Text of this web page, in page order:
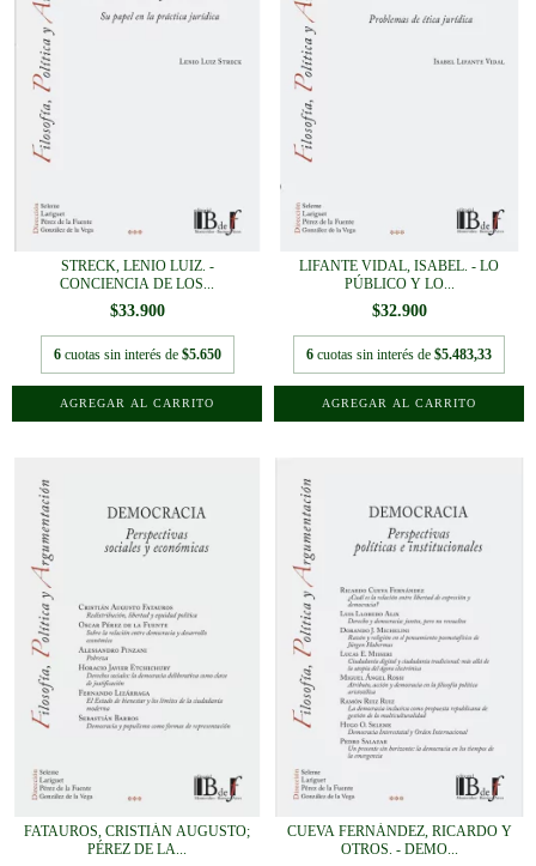
STRECK, LENIO LUIZ. -
CONCIENCIA DE LOS...
$33.900
6 cuotas sin interés de $5.650
LIFANTE VIDAL, ISABEL. - LO
PÚBLICO Y LO...
$32.900
6 cuotas sin interés de $5.483,33
FATAUROS, CRISTIÁN AUGUSTO;
PÉREZ DE LA...
CUEVA FERNÁNDEZ, RICARDO Y
OTROS. - DEMO...